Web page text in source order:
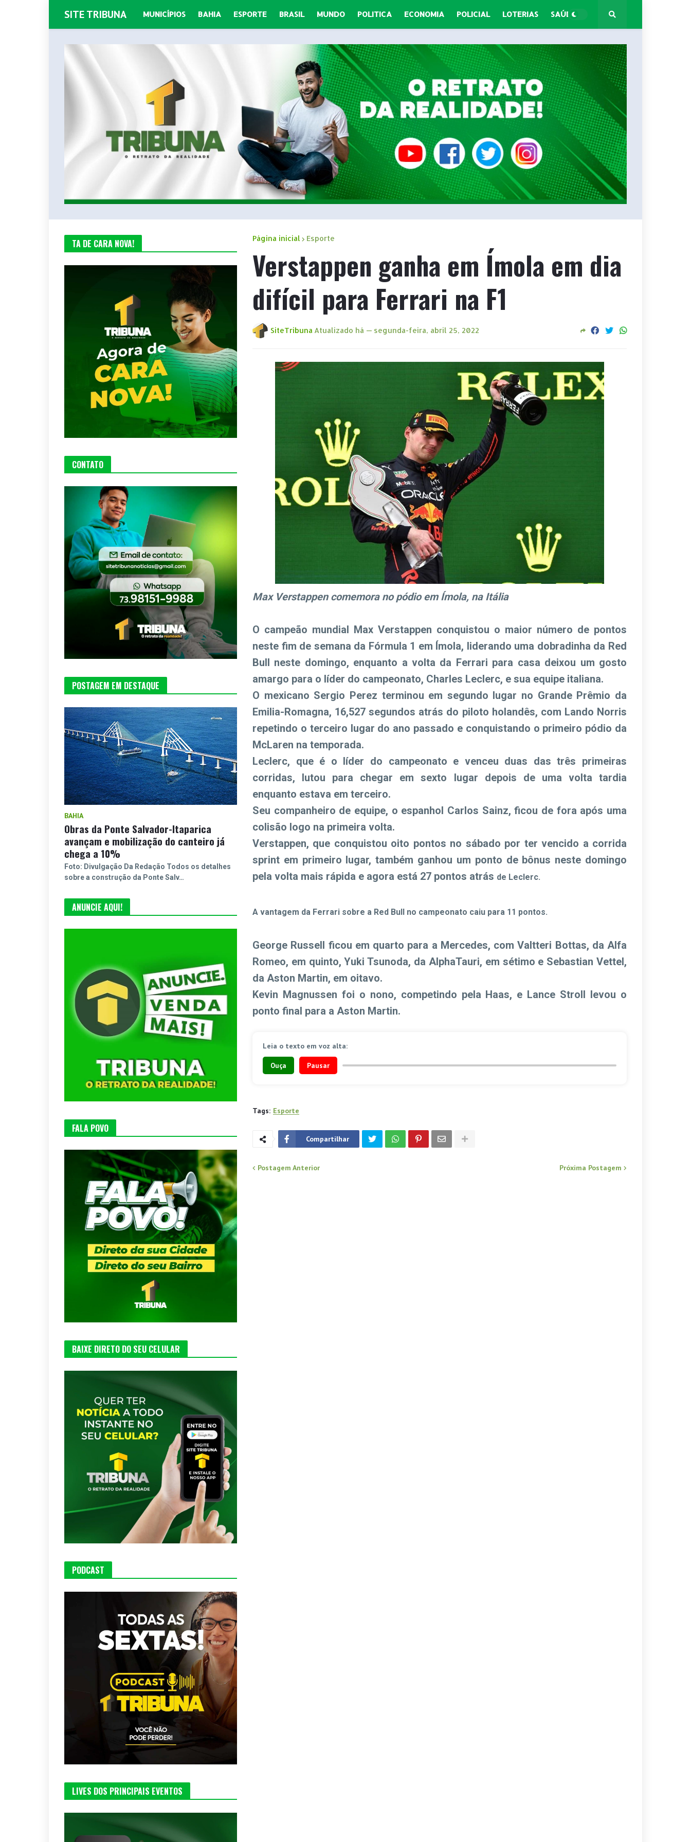
SITE TRIBUNA MUNICÍPIOS BAHIA ESPORTE BRASIL MUNDO POLITICA ECONOMIA POLICIAL LOTERIAS SAÚDE
Página inicial Esporte
Verstappen ganha em Ímola em dia
difícil para Ferrari na F1
SiteTribuna Atualizado há — segunda-feira, abril 25, 2022
Max Verstappen comemora no pódio em Ímola, na Itália
O campeão mundial Max Verstappen conquistou o maior número de pontos
neste fim de semana da Fórmula 1 em Ímola, liderando uma dobradinha da Red
Bull neste domingo, enquanto a volta da Ferrari para casa deixou um gosto
amargo para o líder do campeonato, Charles Leclerc, e sua equipe italiana.
O mexicano Sergio Perez terminou em segundo lugar no Grande Prêmio da
Emilia-Romagna, 16,527 segundos atrás do piloto holandês, com Lando Norris
repetindo o terceiro lugar do ano passado e conquistando o primeiro pódio da
McLaren na temporada.
Leclerc, que é o líder do campeonato e venceu duas das três primeiras
corridas, lutou para chegar em sexto lugar depois de uma volta tardia
enquanto estava em terceiro.
Seu companheiro de equipe, o espanhol Carlos Sainz, ficou de fora após uma
colisão logo na primeira volta.
Verstappen, que conquistou oito pontos no sábado por ter vencido a corrida
sprint em primeiro lugar, também ganhou um ponto de bônus neste domingo
pela volta mais rápida e agora está 27 pontos atrás de Leclerc.
A vantagem da Ferrari sobre a Red Bull no campeonato caiu para 11 pontos.
George Russell ficou em quarto para a Mercedes, com Valtteri Bottas, da Alfa
Romeo, em quinto, Yuki Tsunoda, da AlphaTauri, em sétimo e Sebastian Vettel,
da Aston Martin, em oitavo.
Kevin Magnussen foi o nono, competindo pela Haas, e Lance Stroll levou o
ponto final para a Aston Martin.
Leia o texto em voz alta:
Ouça Pausar
Tags: Esporte
Compartilhar
Postagem Anterior Próxima Postagem
TA DE CARA NOVA!
CONTATO
POSTAGEM EM DESTAQUE
BAHIA
Obras da Ponte Salvador-Itaparica
avançam e mobilização do canteiro já
chega a 10%
Foto: Divulgação Da Redação Todos os detalhes
sobre a construção da Ponte Salv…
ANUNCIE AQUI!
FALA POVO
BAIXE DIRETO DO SEU CELULAR
PODCAST
LIVES DOS PRINCIPAIS EVENTOS